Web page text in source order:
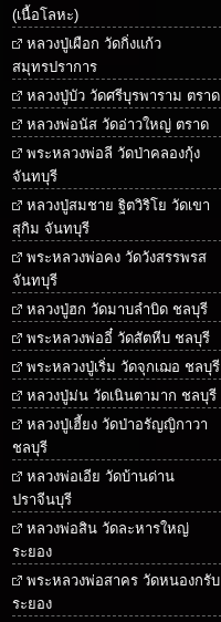
(เนื้อโลหะ)
หลวงปู่เผือก วัดกิ่งแก้ว
สมุทรปราการ
หลวงปู่บัว วัดศรีบุรพาราม ตราด
หลวงพ่อนัส วัดอ่าวใหญ่ ตราด
พระหลวงพ่อลี วัดป่าคลองกุ้ง
จันทบุรี
หลวงปู่สมชาย ฐิตวิริโย วัดเขา
สุกิม จันทบุรี
พระหลวงพ่อคง วัดวังสรรพรส
จันทบุรี
หลวงปู่ฮก วัดมาบลำบิด ชลบุรี
พระหลวงพ่ออี๋ วัดสัตหีบ ชลบุรี
พระหลวงปู่เริ่ม วัดจุกเฌอ ชลบุรี
หลวงปู่ม่น วัดเนินตามาก ชลบุรี
หลวงปู่เฮี้ยง วัดป่าอรัญญิกาวา
ชลบุรี
หลวงพ่อเอีย วัดบ้านด่าน
ปราจีนบุรี
หลวงพ่อสิน วัดละหารใหญ่
ระยอง
พระหลวงพ่อสาคร วัดหนองกรับ
ระยอง